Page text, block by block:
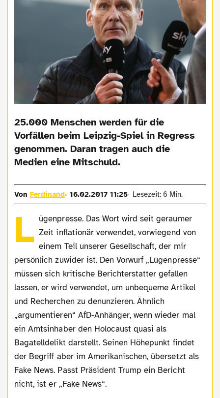
25.000 Menschen werden für die
Vorfällen beim Leipzig-Spiel in Regress
genommen. Daran tragen auch die
Medien eine Mitschuld.
VonFerdinand 16.02.2017 11:25 Lesezeit: 6 Min.
L ügenpresse. Das Wort wird seit geraumer
Zeit inflationär verwendet, vorwiegend von
einem Teil unserer Gesellschaft, der mir
persönlich zuwider ist. Den Vorwurf „Lügenpresse“
müssen sich kritische Berichterstatter gefallen
lassen, er wird verwendet, um unbequeme Artikel
und Recherchen zu denunzieren. Ähnlich
„argumentieren“ AfD-Anhänger, wenn wieder mal
ein Amtsinhaber den Holocaust quasi als
Bagatelldelikt darstellt. Seinen Höhepunkt findet
der Begriff aber im Amerikanischen, übersetzt als
Fake News. Passt Präsident Trump ein Bericht
nicht, ist er „Fake News“.